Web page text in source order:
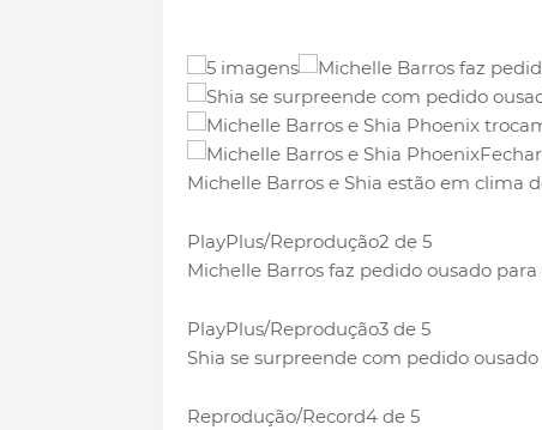
5 imagens
Michelle Barros e Shia estão em clima
PlayPlus/Reprodução2 de 5
Michelle Barros faz pedido ousado
PlayPlus/Reprodução3 de 5
Shia se surpreende com pedido
Reprodução/Record4 de 5